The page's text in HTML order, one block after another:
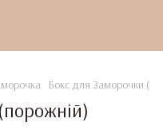
Бокс для Заморочки